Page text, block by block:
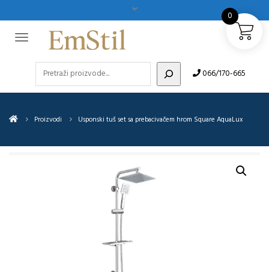
066/170-665
Proizvodi Usponski tuš set sa prebacivačem hrom Square AquaLux
0